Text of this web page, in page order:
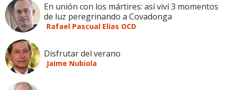
En unión con los mártires: así viví 3 momentos
de luz peregrinando a Covadonga
Rafael Pascual Elías OCD
Disfrutar del verano
Jaime Nubiola